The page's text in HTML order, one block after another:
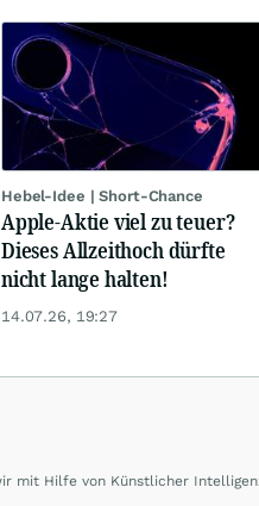
Hebel-Idee | Short-Chance
Apple-Aktie viel zu teuer?
Dieses Allzeithoch dürfte
nicht lange halten!
14.07.26, 19:27
mit Hilfe von Künstlicher